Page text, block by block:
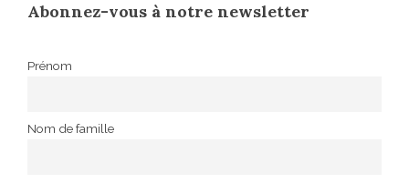
Abonnez-vous à notre newsletter
Prénom
Nom de famille